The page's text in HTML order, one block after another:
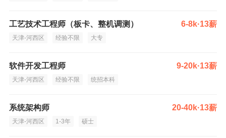
工艺技术工程师（板卡、整机调测） 6-8k·13薪
天津-河西区 经验不限 大专
软件开发工程师 9-20k·13薪
天津-河西区 经验不限 统招本科
系统架构师 20-40k·13薪
天津-河西区 1-3年 硕士